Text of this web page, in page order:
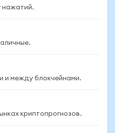
нажатий.
и между блокчейнами.
криптопрогнозов.